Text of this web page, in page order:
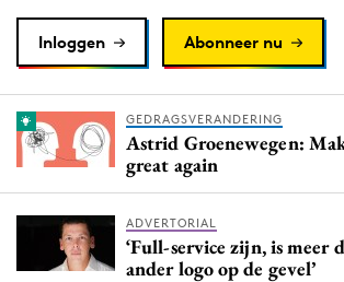
Inloggen Abonneer nu
GEDRAGSVERANDERING
Astrid Groenewegen:
great again
ADVERTORIAL
‘Full-service zijn, is meer
ander logo op de gevel’